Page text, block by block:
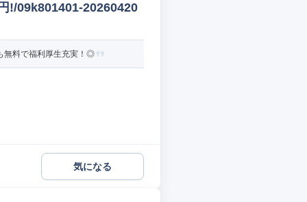
!/09k801401-20260420
無料で福利厚生充実！◎
気になる